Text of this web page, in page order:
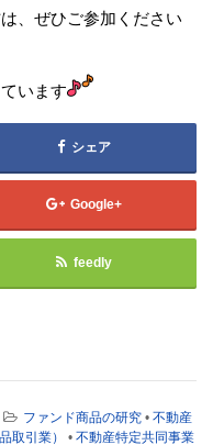
、ぜひご参加ください
います
シェア
Google+
feedly
ファンド商品の研究 • 不動産
取引業） • 不動産特定共同事業